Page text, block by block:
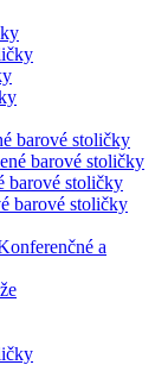
barové stoličky
barové stoličky
barové stoličky
barové stoličky
a